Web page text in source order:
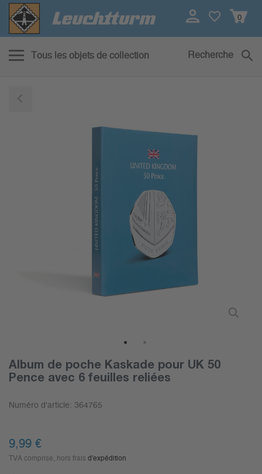
0
Tous les objets de collection Recherche
Album de poche Kaskade pour UK 50
Pence avec 6 feuilles reliées
Numéro d'article: 364765
9,99 €
TVA comprise, hors frais d'expédition